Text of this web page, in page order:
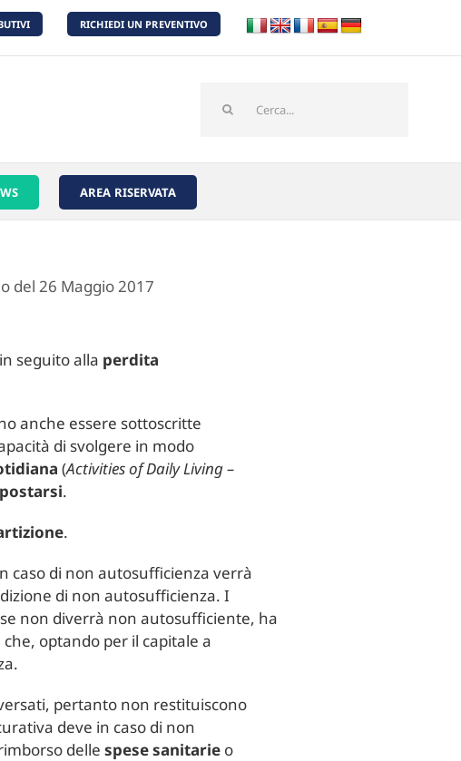
RICHIEDI UN PREVENTIVO
per:
AREA RISERVATA
del 26 Maggio 2017
seguito alla perdita
anche essere sottoscritte
di svolgere in modo
(Activities of Daily Living –
.
.
caso di non autosufficienza verrà
di non autosufficienza. I
non diverrà non autosufficiente, ha
optando per il capitale a
pertanto non restituiscono
deve in caso di non
dellespese sanitarie o